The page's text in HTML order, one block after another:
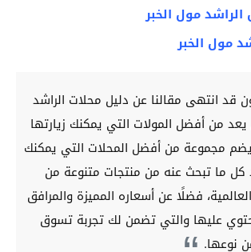
مول الخبر
مول الخبر
قد انتهى مقالنا عن دليل محلات الراشد
من أفضل المولات التي يمكنك زيارتها
يضم مجموعة من أفضل المحلات التي يمكنك
كل ما تبحث عنه من منتجات متنوعة من
فضلًا عن أسعاره المميزة والمرافق
عليها والتي تضمن لك تجربة تسوق
نوعها.